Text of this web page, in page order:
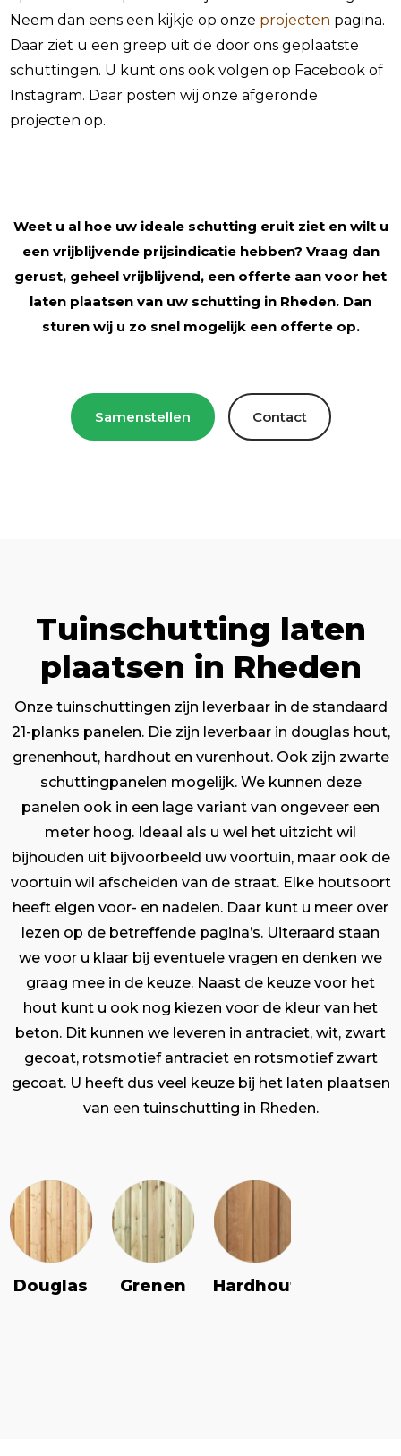
Neem dan eens een kijkje op onze projecten pagina.
Daar ziet u een greep uit de door ons geplaatste
schuttingen. U kunt ons ook volgen op Facebook of
Instagram. Daar posten wij onze afgeronde
projecten op.
Weet u al hoe uw ideale schutting eruit ziet en wilt u
een vrijblijvende prijsindicatie hebben? Vraag dan
gerust, geheel vrijblijvend, een offerte aan voor het
laten plaatsen van uw schutting in Rheden. Dan
sturen wij u zo snel mogelijk een offerte op.
Samenstellen Contact
Tuinschutting laten
plaatsen in Rheden
Onze tuinschuttingen zijn leverbaar in de standaard
21-planks panelen. Die zijn leverbaar in douglas hout,
grenenhout, hardhout en vurenhout. Ook zijn zwarte
schuttingpanelen mogelijk. We kunnen deze
panelen ook in een lage variant van ongeveer een
meter hoog. Ideaal als u wel het uitzicht wil
bijhouden uit bijvoorbeeld uw voortuin, maar ook de
voortuin wil afscheiden van de straat. Elke houtsoort
heeft eigen voor- en nadelen. Daar kunt u meer over
lezen op de betreffende pagina’s. Uiteraard staan
we voor u klaar bij eventuele vragen en denken we
graag mee in de keuze. Naast de keuze voor het
hout kunt u ook nog kiezen voor de kleur van het
beton. Dit kunnen we leveren in antraciet, wit, zwart
gecoat, rotsmotief antraciet en rotsmotief zwart
gecoat. U heeft dus veel keuze bij het laten plaatsen
van een tuinschutting in Rheden.
Douglas Grenen Hardhout